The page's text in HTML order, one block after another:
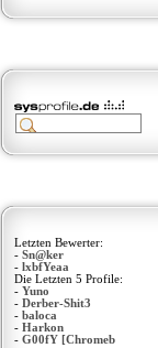
Letzten Bewerter:
- Sn@ker
- lxbfYeaa
Die Letzten 5 Profile:
- Yuno
- Derber-Shit3
- baloca
- Harkon
- G00fY [Chromeb